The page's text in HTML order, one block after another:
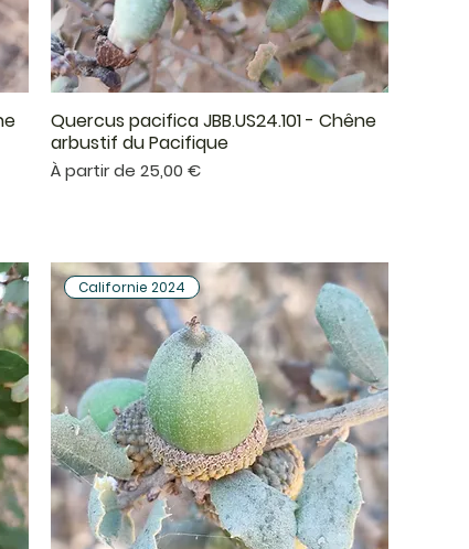
Aperçu rapide
Quercus pacifica JBB.US24.101 - Chêne
arbustif du Pacifique
À partir de25,00 €
Prix promotionnel
Californie 2024